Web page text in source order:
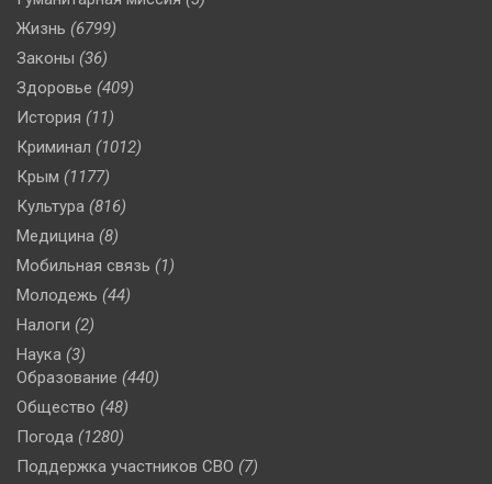
Жизнь (6799)
Законы (36)
Здоровье (409)
История (11)
Криминал (1012)
Крым (1177)
Культура (816)
Медицина (8)
Мобильная связь (1)
Молодежь (44)
Налоги (2)
Наука (3)
Образование (440)
Общество (48)
Погода (1280)
Поддержка участников СВО (7)